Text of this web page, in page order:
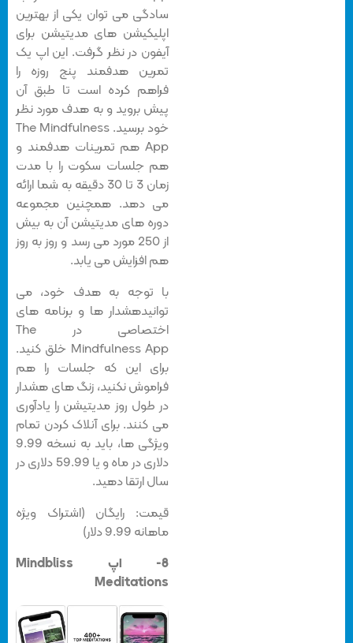
سادگی می توان یکی از بهترین
اپلیکیشن های مدیتیشن برای
آیفون در نظر گرفت. این اپ یک
تمرین هدفمند پنج روزه را
فراهم کرده است تا طبق آن
پیش بروید و به هدف مورد نظر
خود برسید. The Mindfulness
App هم تمرینات هدفمند و
هم جلسات سکوت را با مدت
زمان 3 تا 30 دقیقه به شما ارائه
می دهد. همچنین مجموعه
دوره های مدیتیشن آن به بیش
از 250 مورد می رسد و روز به روز
هم افزایش می یابد.
با توجه به هدف خود، می
توانیدهشدار ها و برنامه های
Mindfulness App خلق کنید.
برای این که جلسات را هم
فراموش نکنید، زنگ های هشدار
در طول روز مدیتیشن را یادآوری
می کنند. برای آنلاک کردن تمام
ویژگی ها، باید به نسخه 9.99
دلاری در ماه و یا 59.99 دلاری در
سال ارتقا دهید.
قیمت: رایگان (اشتراک ویژه
ماهانه 9.99 دلار)
8- اپ Mindbliss
Meditations